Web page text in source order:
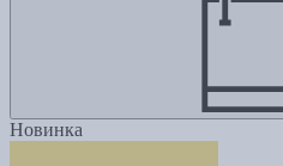
Новинка